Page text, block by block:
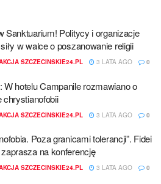
Sanktuarium! Politycy i organizacje
w walce o poszanowanie religii
SZCZECINSKIE24.PL 3 LATA AGO 0
W hotelu Campanile rozmawiano o
chrystianofobii
SZCZECINSKIE24.PL 3 LATA AGO 0
Poza granicami tolerancji”. Fidei
na konferencję
SZCZECINSKIE24.PL 3 LATA AGO 0